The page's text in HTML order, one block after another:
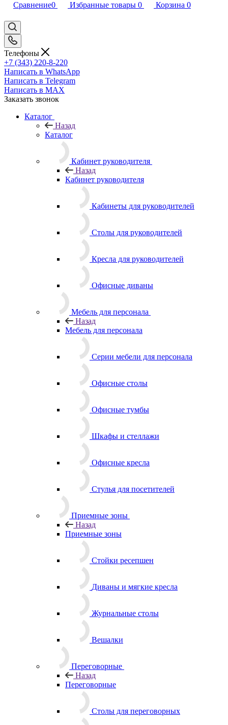
Сравнение0 Избранные товары 0 Корзина 0
Телефоны
+7 (343) 220-8-220
Написать в WhatsApp
Написать в Telegram
Написать в MAX
Заказать звонок
Каталог
Назад
Каталог
Кабинет руководителя
Назад
Кабинет руководителя
Кабинеты для руководителей
Столы для руководителей
Кресла для руководителей
Офисные диваны
Мебель для персонала
Назад
Мебель для персонала
Серии мебели для персонала
Офисные столы
Офисные тумбы
Шкафы и стеллажи
Офисные кресла
Стулья для посетителей
Приемные зоны
Назад
Приемные зоны
Стойки ресепшен
Диваны и мягкие кресла
Журнальные столы
Вешалки
Переговорные
Назад
Переговорные
Столы для переговорных